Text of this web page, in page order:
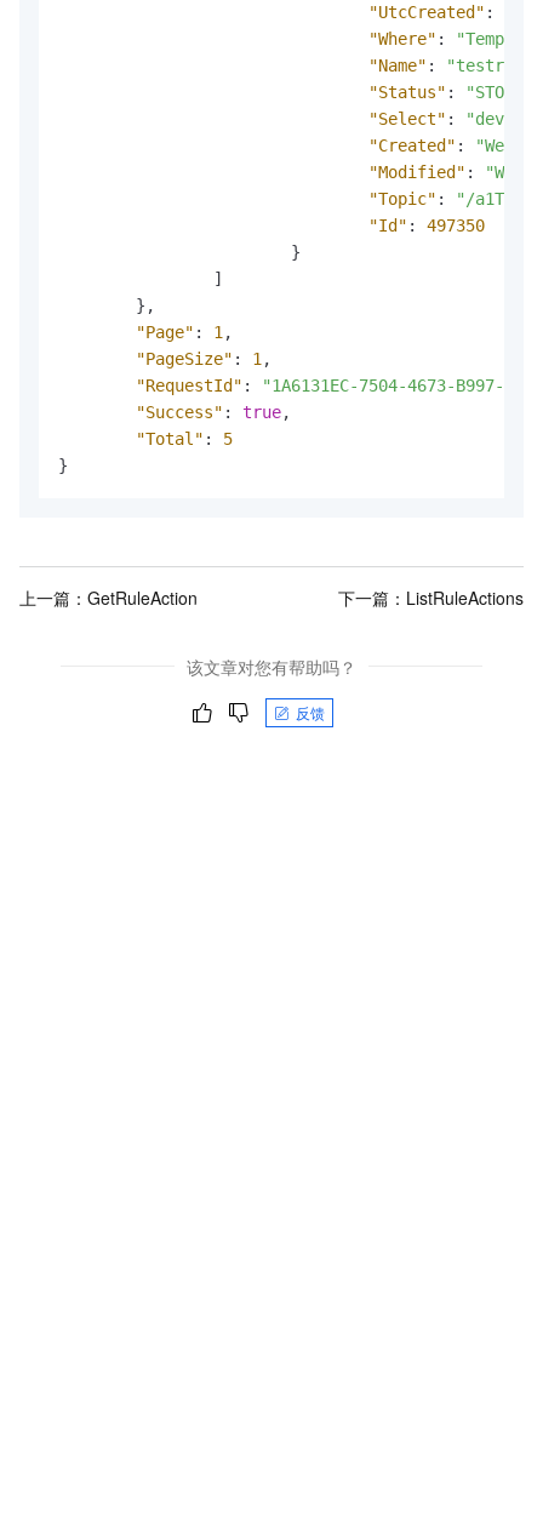
"UtcCreated" :
"Where" :
"Name" :
"Status" : "STOP"
"Select" :
"Created" :
"Wed
"Modified" :
"Wed
"Topic" :
"/
"Id" :
497350
}
]
} ,
"Page" : 1 ,
"PageSize" : 1 ,
"RequestId" :
"1A6131EC-7504-4673-B997-
"Success" : true,
"Total" :
5
}
上一篇： GetRuleAction 下一篇： ListRuleActions
该文章对您有帮助吗？
反馈